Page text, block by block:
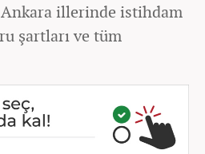
illerinde istihdam
şartları ve tüm